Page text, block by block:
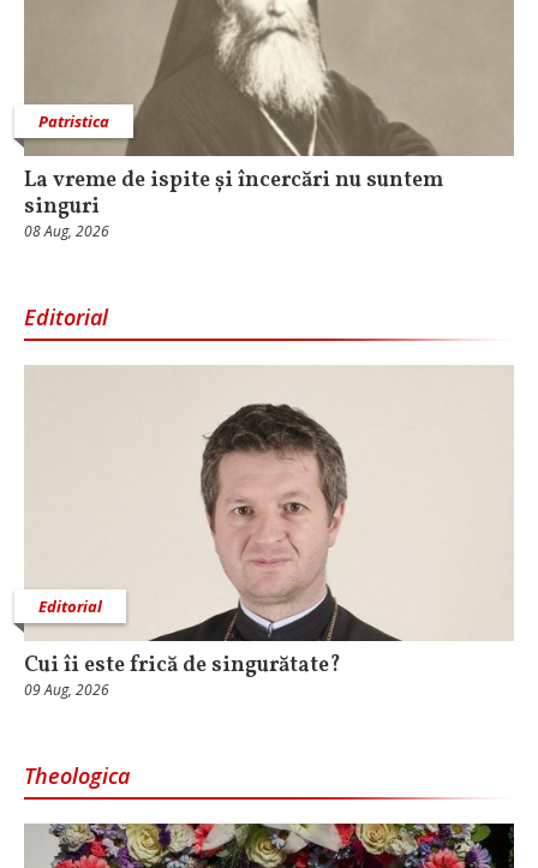
Patristica
La vreme de ispite și încercări nu suntem
singuri
08 Aug, 2026
Editorial
Editorial
Cui îi este frică de singurătate?
09 Aug, 2026
Theologica